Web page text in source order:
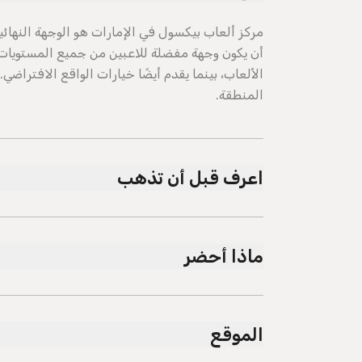
مركز ألعاب بيكسول في الإمارات هو الوجهة
أن يكون وجهة مفضلة للاعبين من جميع
الألعاب، بينما يقدم أيضًا خيارات الواقع
المنطقة.
اعرف قبل أن تذهب
دون 12 عامًا برفقة بالغ/وصي. يجب ارتداء
منعًا باتًا. لا يُسمح بالطعام والشراب من الخارج في
هناك مطعم متاح لضيوف بيكسول في الطابق
ماذا أحضر
تذكرة/ تأكيد صالح.
الموقع